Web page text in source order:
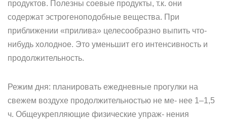
продуктов. Полезны соевые продукты, т.к. они
содержат эстрогеноподобные вещества. При
приближении «прилива» целесообразно выпить что-
нибудь холодное. Это уменьшит его интенсивность и
продолжительность.
Режим дня: планировать ежедневные прогулки на
свежем воздухе продолжительностью не ме- нее 1–1,5
ч. Общеукрепляющие физические упраж- нения